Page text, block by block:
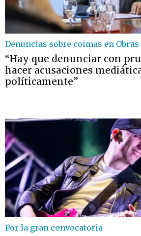
Denuncias sobre coimas en Obras
“Hay que denunciar con
hacer acusaciones
políticamente”
Por la gran convocatoria